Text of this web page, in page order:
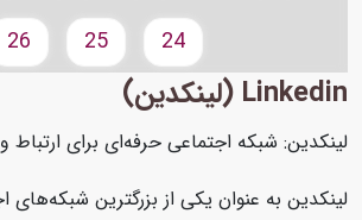
24
25
26
Linkedin (لینکدین)
لینکدین: شبکه اجتماعی حرفه‌ای برای ارتباط و
لینکدین به عنوان یکی از بزرگترین شبکه‌های